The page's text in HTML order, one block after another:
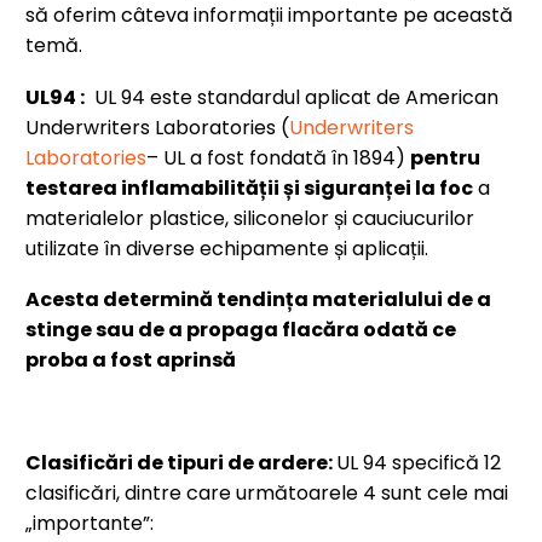
să oferim câteva informații importante pe această
temă.
UL94 : UL 94 este standardul aplicat de American
Underwriters Laboratories (Underwriters
Laboratories– UL a fost fondată în 1894) pentru
testarea inflamabilității și siguranței la foca
materialelor plastice, siliconelor și cauciucurilor
utilizate în diverse echipamente și aplicații.
Acesta determină tendința materialului de a
stinge sau de a propaga flacăra odată ce
proba a fost aprinsă
Clasificări de tipuri de ardere:UL 94 specifică 12
clasificări, dintre care următoarele 4 sunt cele mai
„importante”: